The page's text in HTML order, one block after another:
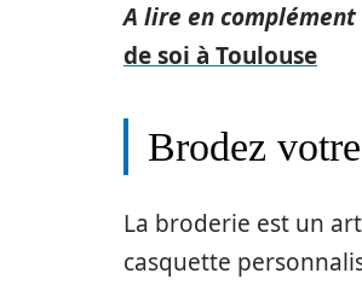
A lire en complément
de soi à Toulouse
Brodez
La broderie est un
casquette